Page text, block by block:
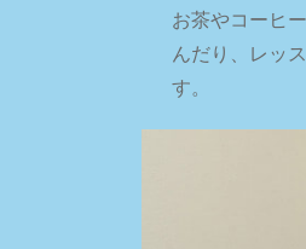
お茶やコーヒ
んだり、レッ
す。